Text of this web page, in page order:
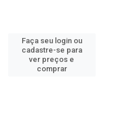
Faça seu login ou
cadastre-se para
ver preços e
comprar